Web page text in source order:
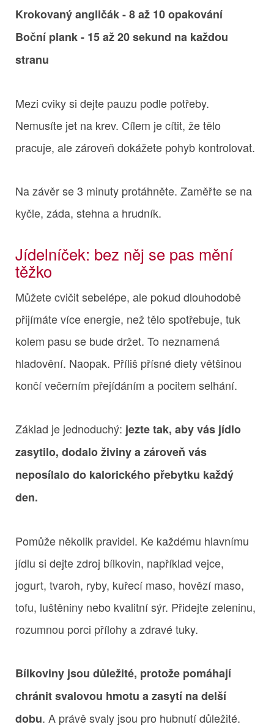
Krokovaný angličák - 8 až 10 opakování
Boční plank - 15 až 20 sekund na každou
stranu
Mezi cviky si dejte pauzu podle potřeby.
Nemusíte jet na krev. Cílem je cítit, že tělo
pracuje, ale zároveň dokážete pohyb kontrolovat.
Na závěr se 3 minuty protáhněte. Zaměřte se na
kyčle, záda, stehna a hrudník.
Jídelníček: bez něj se pas mění
těžko
Můžete cvičit sebelépe, ale pokud dlouhodobě
přijímáte více energie, než tělo spotřebuje, tuk
kolem pasu se bude držet. To neznamená
hladovění. Naopak. Příliš přísné diety většinou
končí večerním přejídáním a pocitem selhání.
Základ je jednoduchý: jezte tak, aby vás jídlo
zasytilo, dodalo živiny a zároveň vás
neposílalo do kalorického přebytku každý
den.
Pomůže několik pravidel. Ke každému hlavnímu
jídlu si dejte zdroj bílkovin, například vejce,
jogurt, tvaroh, ryby, kuřecí maso, hovězí maso,
tofu, luštěniny nebo kvalitní sýr. Přidejte zeleninu,
rozumnou porci přílohy a zdravé tuky.
Bílkoviny jsou důležité, protože pomáhají
chránit svalovou hmotu a zasytí na delší
dobu. A právě svaly jsou pro hubnutí důležité.